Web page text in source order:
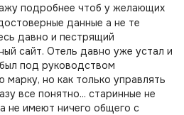
подробнее чтоб у желающих
данные а не те
давно и пестрящий
сайт. Отель давно уже устал и
под руководством
но как только управлять
все понятно... старинные не
не имеют ничего общего с